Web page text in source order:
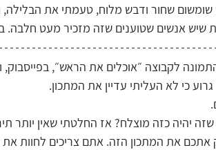
שחור ודבש מלוח, טעמתי את
שיש אנשים שטוענים שזה מזכיר מעט חלבה.
לקבוצה ״אוכלים את הראש״, בפייסבוק,
כי לא העליתי עדיין את המתכון.
יהיה כזה מוצלח? אז החלטתי שאין יותר
אתכם את המתכון הזה. אתם צריכים לחוות את